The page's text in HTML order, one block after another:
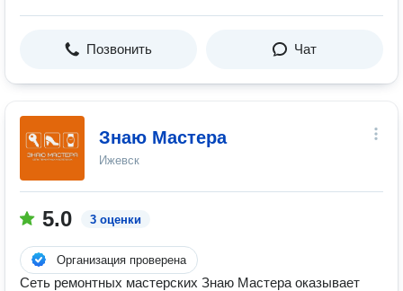
Позвонить Чат
Знаю Мастера
Ижевск
5.0 3 оценки
Организация проверена
Сеть ремонтных мастерских Знаю Мастера оказывает